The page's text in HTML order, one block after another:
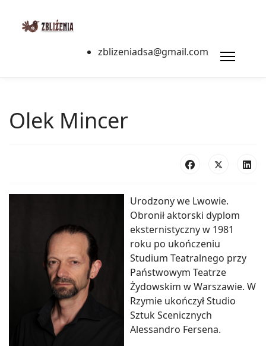
zblizeniadsa@gmail.com
Olek Mincer
Urodzony we Lwowie.
Obronił aktorski dyplom
eksternistyczny w 1981
roku po ukończeniu
Studium Teatralnego przy
Państwowym Teatrze
Żydowskim w Warszawie. W
Rzymie ukończył Studio
Sztuk Scenicznych
Alessandro Fersena.